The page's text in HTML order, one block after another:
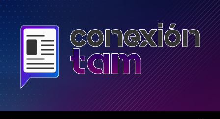
Saltar
al
contenido